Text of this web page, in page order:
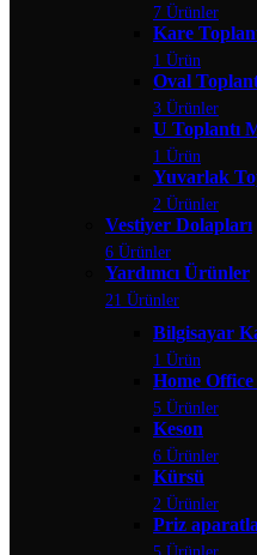
7 Ürünler
Kare
1 Ürün
Oval
3 Ürünler
U Toplantı
1 Ürün
Yuvarlak
2 Ürünler
Vestiyer Dolapları
6 Ürünler
Yardımcı Ürünler
21 Ürünler
Bilgisayar
1 Ürün
Home Office
5 Ürünler
Keson
6 Ürünler
Kürsü
2 Ürünler
Priz